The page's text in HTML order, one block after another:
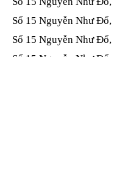
Số 15 Nguyễn Như
Số 15 Nguyễn Như
Số 15 Nguyễn Như Đổ,